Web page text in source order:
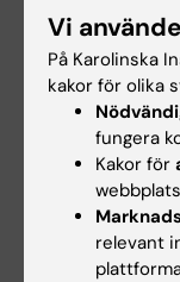
Lär dig använda
Canvas i
studentguide
Vi
På Karolinska
kakor för olika
fungera
Kakor för
relevant